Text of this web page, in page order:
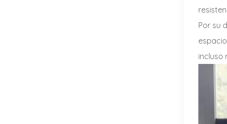
Por su
incluso